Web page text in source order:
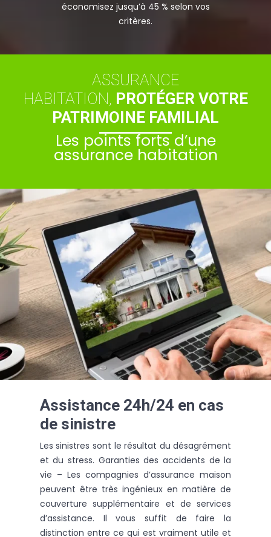
économisez jusqu’à 45 % selon vos
critères.
ASSURANCE
HABITATION, PROTÉGER VOTRE
PATRIMOINE FAMILIAL
Les points forts d’une
assurance habitation
Assistance 24h/24 en cas
de sinistre
Les sinistres sont le résultat du désagrément
et du stress. Garanties des accidents de la
vie – Les compagnies d’assurance maison
peuvent être très ingénieux en matière de
couverture supplémentaire et de services
d’assistance. Il vous suffit de faire la
distinction entre ce qui est vraiment utile et